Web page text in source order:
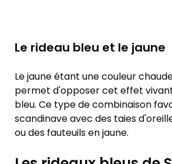
Le rideau bleu et le jaune
Le jaune étant une couleur
permet d'opposer cet effet
bleu. Ce type de combinaison
scandinave avec des taies
ou des fauteuils en jaune.